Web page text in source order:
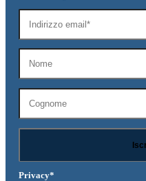
Carriera
Colloquio di lavoro
Privacy*